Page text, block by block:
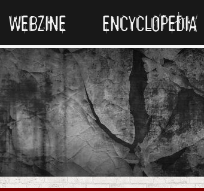
WEBZINE ENCYCLOPEDIA